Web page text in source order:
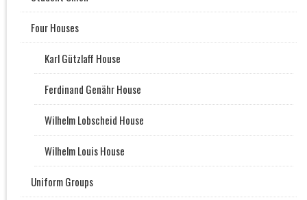
Four Houses
Karl Gützlaff House
Ferdinand Genähr House
Wilhelm Lobscheid House
Wilhelm Louis House
Uniform Groups